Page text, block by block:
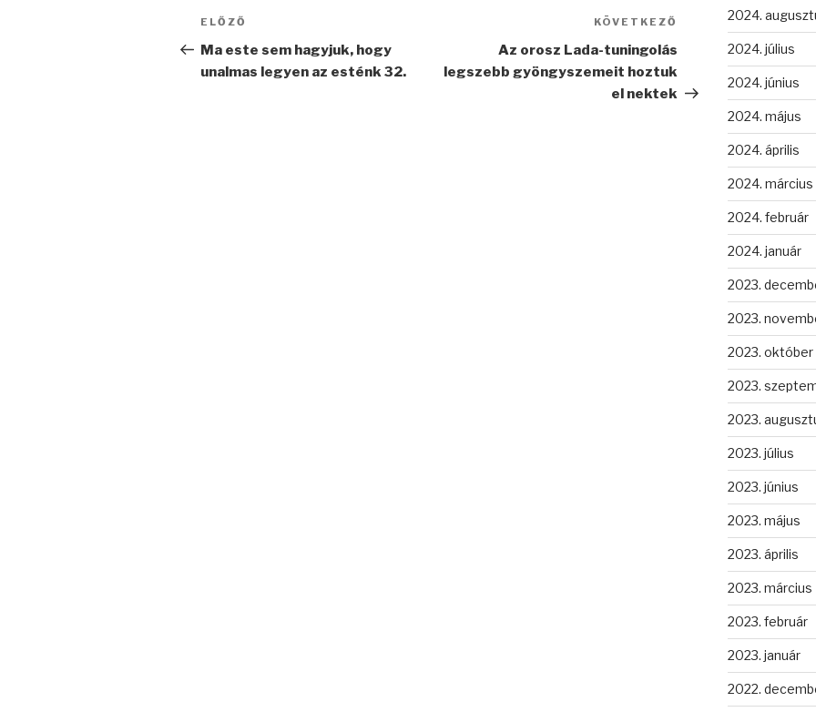
Bejegyzés
navigáció
Korábbi
bejegyzés
ELŐZŐ
Ma este sem hagyjuk, hogy
unalmas legyen az esténk 32.
Következő
bejegyzés
KÖVETKEZŐ
Az orosz Lada-tuningolás
legszebb gyöngyszemeit hoztuk
el nektek
2024.
2024. július
2024. június
2024. május
2024. április
2024. március
2024. február
2024. január
2023.
2023.
2023. október
2023.
2023.
2023. július
2023. június
2023. május
2023. április
2023. március
2023. február
2023. január
2022.